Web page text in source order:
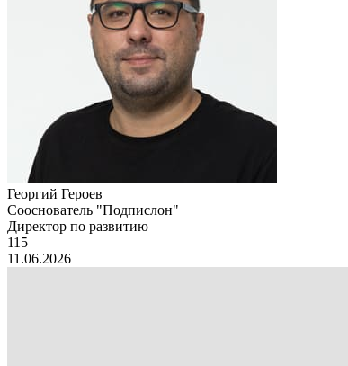
Георгий Героев
Сооснователь "Подпислон"
Директор по развитию
115
11.06.2026